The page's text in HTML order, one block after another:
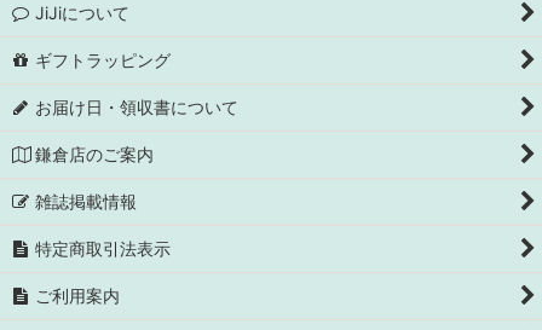
JiJiについて
ギフトラッピング
お届け日・領収書について
鎌倉店のご案内
雑誌掲載情報
特定商取引法表示
ご利用案内